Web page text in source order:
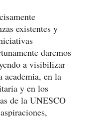
existentes y
daremos
a visibilizar
academia, en la
y en los
de la UNESCO